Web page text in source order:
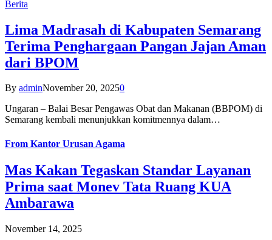
Berita
Lima Madrasah di Kabupaten Semarang
Terima Penghargaan Pangan Jajan Aman
dari BPOM
By adminNovember 20, 20250
Ungaran – Balai Besar Pengawas Obat dan Makanan (BBPOM) di
Semarang kembali menunjukkan komitmennya dalam…
From Kantor Urusan Agama
Mas Kakan Tegaskan Standar Layanan
Prima saat Monev Tata Ruang KUA
Ambarawa
November 14, 2025